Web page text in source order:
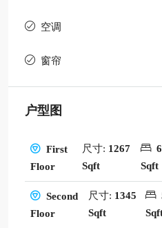
空调
窗帘
户型图
First
Floor
尺寸: 1267
Sqft
Sqft
Second
Floor
尺寸: 1345
Sqft